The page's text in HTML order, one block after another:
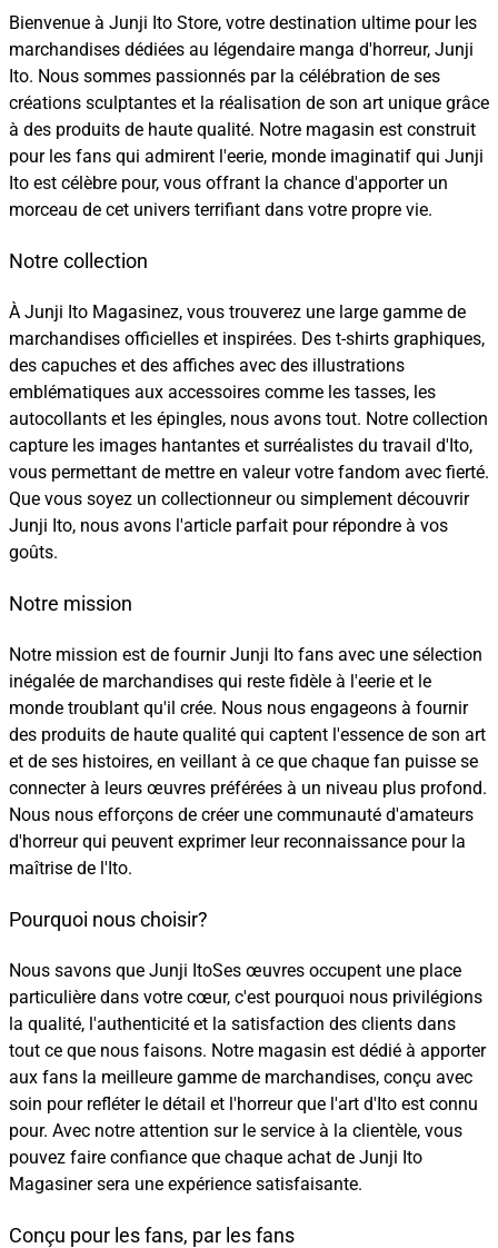
Bienvenue à Junji Ito Store, votre destination ultime pour les
marchandises dédiées au légendaire manga d'horreur, Junji
Ito. Nous sommes passionnés par la célébration de ses
créations sculptantes et la réalisation de son art unique grâce
à des produits de haute qualité. Notre magasin est construit
pour les fans qui admirent l'eerie, monde imaginatif qui Junji
Ito est célèbre pour, vous offrant la chance d'apporter un
morceau de cet univers terrifiant dans votre propre vie.
Notre collection
À Junji Ito Magasinez, vous trouverez une large gamme de
marchandises officielles et inspirées. Des t-shirts graphiques,
des capuches et des affiches avec des illustrations
emblématiques aux accessoires comme les tasses, les
autocollants et les épingles, nous avons tout. Notre collection
capture les images hantantes et surréalistes du travail d'Ito,
vous permettant de mettre en valeur votre fandom avec fierté.
Que vous soyez un collectionneur ou simplement découvrir
Junji Ito, nous avons l'article parfait pour répondre à vos
goûts.
Notre mission
Notre mission est de fournir Junji Ito fans avec une sélection
inégalée de marchandises qui reste fidèle à l'eerie et le
monde troublant qu'il crée. Nous nous engageons à fournir
des produits de haute qualité qui captent l'essence de son art
et de ses histoires, en veillant à ce que chaque fan puisse se
connecter à leurs œuvres préférées à un niveau plus profond.
Nous nous efforçons de créer une communauté d'amateurs
d'horreur qui peuvent exprimer leur reconnaissance pour la
maîtrise de l'Ito.
Pourquoi nous choisir?
Nous savons que Junji ItoSes œuvres occupent une place
particulière dans votre cœur, c'est pourquoi nous privilégions
la qualité, l'authenticité et la satisfaction des clients dans
tout ce que nous faisons. Notre magasin est dédié à apporter
aux fans la meilleure gamme de marchandises, conçu avec
soin pour refléter le détail et l'horreur que l'art d'Ito est connu
pour. Avec notre attention sur le service à la clientèle, vous
pouvez faire confiance que chaque achat de Junji Ito
Magasiner sera une expérience satisfaisante.
Conçu pour les fans, par les fans